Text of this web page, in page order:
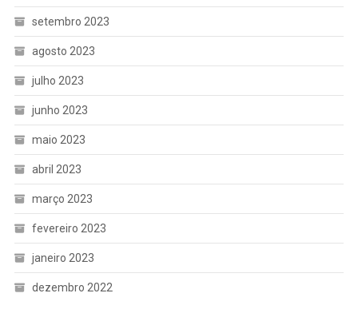
setembro 2023
agosto 2023
julho 2023
junho 2023
maio 2023
abril 2023
março 2023
fevereiro 2023
janeiro 2023
dezembro 2022